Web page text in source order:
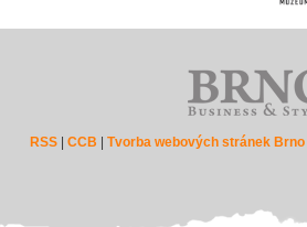
RSS |CCB |Tvorba webových stránek Brno